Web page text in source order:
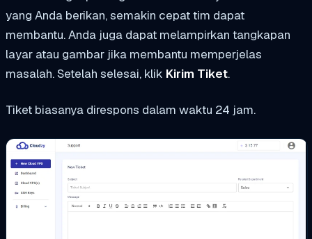
yang Anda berikan, semakin cepat tim dapat
membantu. Anda juga dapat melampirkan tangkapan
layar atau gambar jika membantu memperjelas
masalah. Setelah selesai, klik Kirim Tiket.
Tiket biasanya direspons dalam waktu 24 jam.